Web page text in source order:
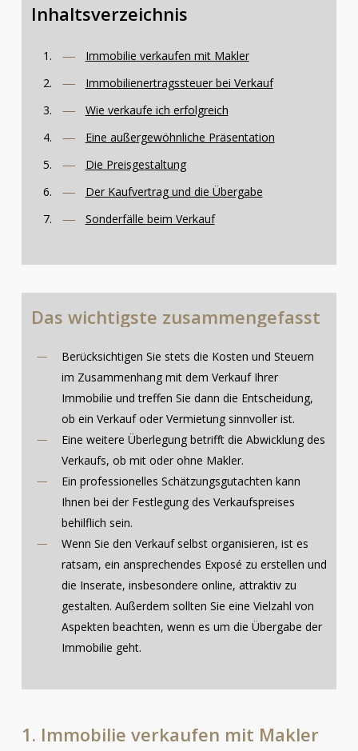
Inhaltsverzeichnis
Immobilie verkaufen mit Makler
Immobilienertragssteuer bei Verkauf
Wie verkaufe ich erfolgreich
Eine außergewöhnliche Präsentation
Die Preisgestaltung
Der Kaufvertrag und die Übergabe
Sonderfälle beim Verkauf
Das wichtigste zusammengefasst
Berücksichtigen Sie stets die Kosten und Steuern
im Zusammenhang mit dem Verkauf Ihrer
Immobilie und treffen Sie dann die Entscheidung,
ob ein Verkauf oder Vermietung sinnvoller ist.
Eine weitere Überlegung betrifft die Abwicklung des
Verkaufs, ob mit oder ohne Makler.
Ein professionelles Schätzungsgutachten kann
Ihnen bei der Festlegung des Verkaufspreises
behilflich sein.
Wenn Sie den Verkauf selbst organisieren, ist es
ratsam, ein ansprechendes Exposé zu erstellen und
die Inserate, insbesondere online, attraktiv zu
gestalten. Außerdem sollten Sie eine Vielzahl von
Aspekten beachten, wenn es um die Übergabe der
Immobilie geht.
1. Immobilie verkaufen mit Makler